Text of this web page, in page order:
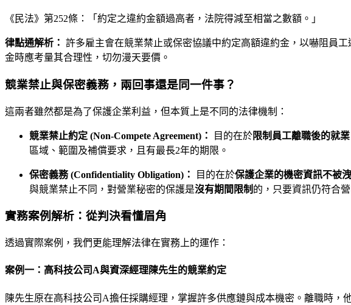
《民法》第252條：「約定之違約金額過高者，法院得減至相當之數額。」
律點通解析： 許多雇主會在競業禁止或保密協議中約定高額違約金，以嚇阻員
金時應考量其合理性，切勿漫天要價。
競業禁止與保密義務，兩回事還是同一件事？
這兩者雖然都是為了保護企業利益，但本質上是不同的法律機制：
競業禁止約定 (Non-Compete Agreement)： 目的在於限制員工離職後的就
區域、範圍及補償要求，且有最長2年的期限。
保密義務 (Confidentiality Obligation)： 目的在於保護企業的機密資訊不被
與競業禁止不同，對營業秘密的保護是沒有期間限制 的，只要資訊仍符合
實務案例解析：從判決看懂眉角
透過實際案例，我們更能理解法律在實務上的運作：
案例一：高科技公司A與資深經理陳先生的競業約定
陳先生原在高科技公司A擔任採購經理，掌握許多供應鏈與成本機密。離職時